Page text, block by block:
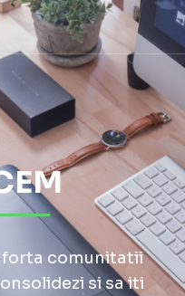
forta comunitatii
si sa iti